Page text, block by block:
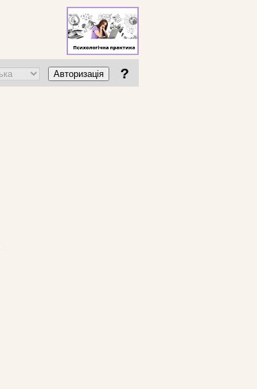
Авторизація ?